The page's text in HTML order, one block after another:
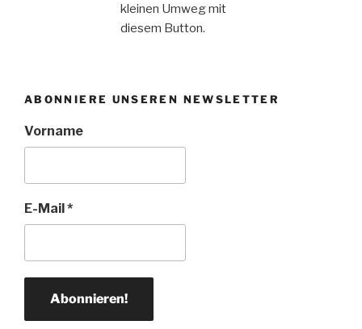
kleinen Umweg mit
diesem Button.
ABONNIERE UNSEREN NEWSLETTER
Vorname
E-Mail*